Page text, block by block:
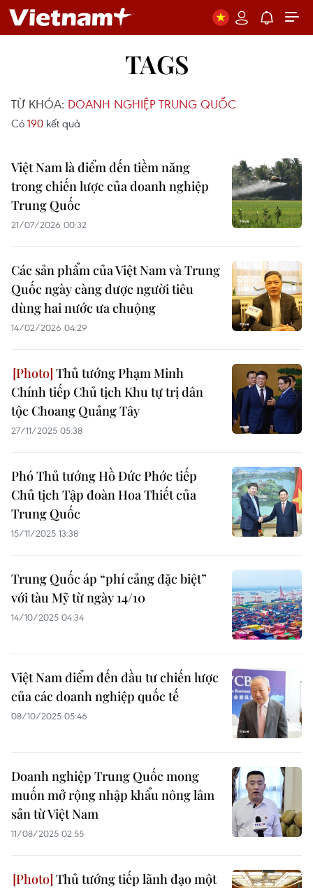
TAGS
TỪ KHÓA: DOANH NGHIỆP TRUNG QUỐC
Có 190 kết quả
Việt Nam là điểm đến tiềm năng
trong chiến lược của doanh nghiệp
Trung Quốc
21/07/2026 00:32
Các sản phẩm của Việt Nam và Trung
Quốc ngày càng được người tiêu
dùng hai nước ưa chuộng
14/02/2026 04:29
Thủ tướng Phạm Minh
Chính tiếp Chủ tịch Khu tự trị dân
tộc Choang Quảng Tây
27/11/2025 05:38
Phó Thủ tướng Hồ Đức Phớc tiếp
Chủ tịch Tập đoàn Hoa Thiết của
Trung Quốc
15/11/2025 13:38
Trung Quốc áp “phí cảng đặc biệt”
với tàu Mỹ từ ngày 14/10
14/10/2025 04:34
Việt Nam điểm đến đầu tư chiến lược
của các doanh nghiệp quốc tế
08/10/2025 05:46
Doanh nghiệp Trung Quốc mong
muốn mở rộng nhập khẩu nông lâm
sản từ Việt Nam
11/08/2025 02:55
Thủ tướng tiếp lãnh đạo một